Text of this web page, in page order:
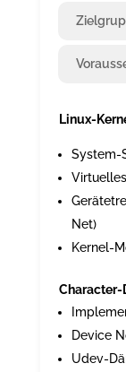
Linux-
System-
Net)
Kernel-
Character-
Device
Udev-